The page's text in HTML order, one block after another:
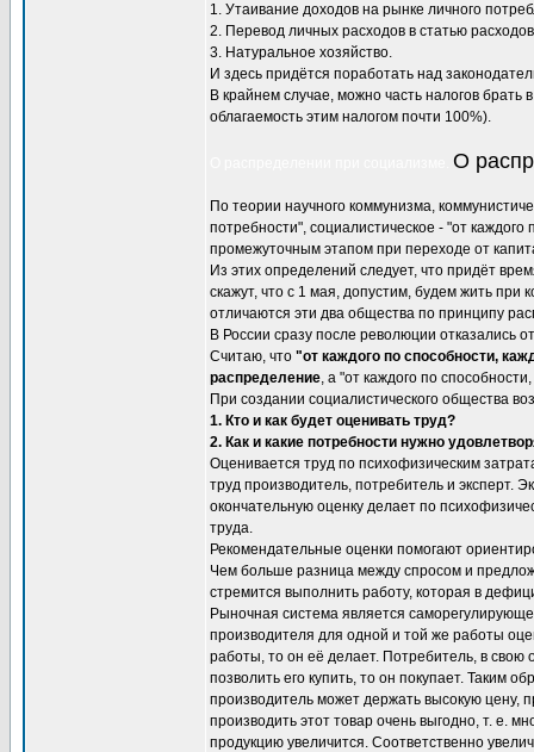
1. Утаивание доходов на рынке личного
2. Перевод личных расходов в статью
3. Натуральное хозяйство.
И здесь придётся поработать над
В крайнем случае, можно часть налогов брать
облагаемость этим налогом почти 100%).
О
По теории научного коммунизма,
потребности", социалистическое - "от
промежуточным этапом при переходе от
Из этих определений следует, что придёт
скажут, что с 1 мая, допустим, будем жить
отличаются эти два общества по принципу
В России сразу после революции отказались
Считаю, что "от каждого по способности,
распределение, а "от каждого по
При создании социалистического общества
1. Кто и как будет оценивать труд?
2. Как и какие потребности нужно
Оценивается труд по психофизическим
труд производитель, потребитель и эксперт.
окончательную оценку делает по
труда.
Рекомендательные оценки помогают
Чем больше разница между спросом и
стремится выполнить работу, которая в
Рыночная система является
производителя для одной и той же работы
работы, то он её делает. Потребитель, в свою
позволить его купить, то он покупает. Таким
производитель может держать высокую цену,
производить этот товар очень выгодно, т. е.
продукцию увеличится. Соответственно